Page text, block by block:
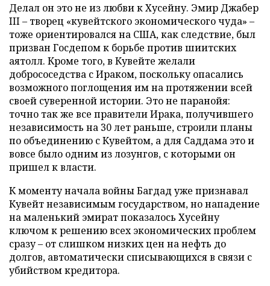
Делал он это не из любви к Хусейну. Эмир Джабер
III – творец «кувейтского экономического чуда» –
тоже ориентировался на США, как следствие, был
призван Госдепом к борьбе против шиитских
аятолл. Кроме того, в Кувейте желали
добрососедства с Ираком, поскольку опасались
возможного поглощения им на протяжении всей
своей суверенной истории. Это не паранойя:
точно так же все правители Ирака, получившего
независимость на 30 лет раньше, строили планы
по объединению с Кувейтом, а для Саддама это и
вовсе было одним из лозунгов, с которыми он
пришел к власти.
К моменту начала войны Багдад уже признавал
Кувейт независимым государством, но нападение
на маленький эмират показалось Хусейну
ключом к решению всех экономических проблем
сразу – от слишком низких цен на нефть до
долгов, автоматически списывающихся в связи с
убийством кредитора.